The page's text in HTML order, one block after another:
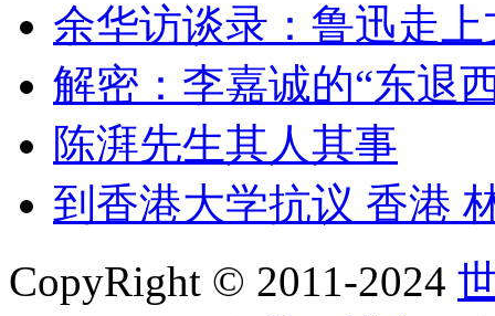
余华访谈录：鲁迅走
解密：李嘉诚的“东退
陈湃先生其人其事
到香港大学抗议 香港
CopyRight © 2011-2024